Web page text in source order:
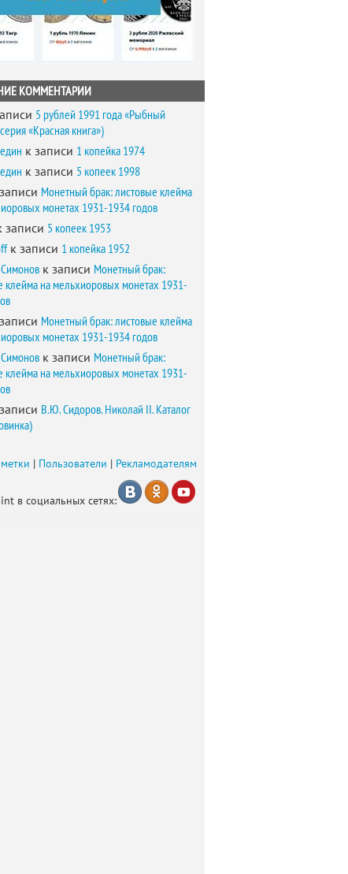
КОММЕНТАРИИ
5 рублей 1991 года «Рыбный
«Красная книга»)
к записи 1 копейка 1974
к записи 5 копеек 1998
Монетный брак: листовые клейма
монетах 1931-1934 годов
записи 5 копеек 1953
к записи 1 копейка 1952
к записи Монетный брак:
клейма на мельхиоровых монетах 1931-
Монетный брак: листовые клейма
монетах 1931-1934 годов
к записи Монетный брак:
клейма на мельхиоровых монетах 1931-
В.Ю. Сидоров. Николай II. Каталог
| Пользователи | Рекламодателям
в социальных сетях: